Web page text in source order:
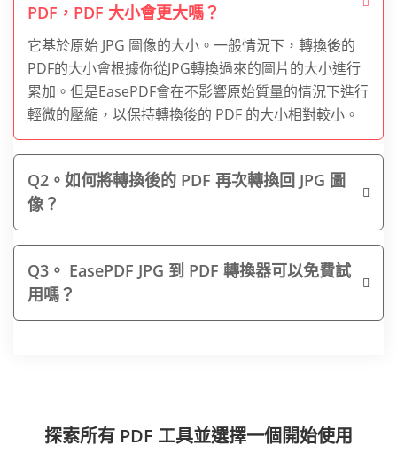
PDF，PDF 大小會更大嗎？
它基於原始 JPG 圖像的大小。一般情況下，轉換後的
PDF的大小會根據你從JPG轉換過來的圖片的大小進行
累加。但是EasePDF會在不影響原始質量的情況下進行
輕微的壓縮，以保持轉換後的 PDF 的大小相對較小。
Q2。如何將轉換後的 PDF 再次轉換回 JPG 圖
像？
Q3。 EasePDF JPG 到 PDF 轉換器可以免費試
用嗎？
探索所有 PDF 工具並選擇一個開始使用